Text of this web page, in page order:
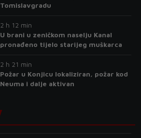
Tomislavgradu
2 h 12 min
U brani u zeničkom naselju Kanal
pronađeno tijelo starijeg muškarca
2 h 21 min
Požar u Konjicu lokaliziran, požar kod
Neuma i dalje aktivan